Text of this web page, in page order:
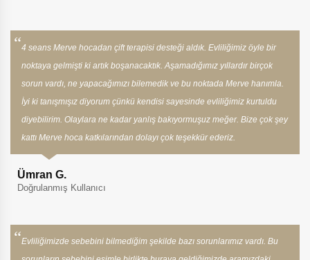
4 seans Merve hocadan çift terapisi desteği aldık. Evliliğimiz öyle bir
noktaya gelmişti ki artık boşanacaktık. Aşamadığımız yıllardır birçok
sorun vardı, ne yapacağımızı bilemedik ve bu noktada Merve hanımla.
İyi ki tanışmışız diyorum çünkü kendisi sayesinde evliliğimiz kurtuldu
diyebilirim. Olaylara ne kadar yanlış bakıyormuşuz meğer. Bize çok şey
kattı Merve hoca katkılarından dolayı çok teşekkür ederiz.
Ümran G.
Doğrulanmış Kullanıcı
Evliliğimizde sebebini bilmediğim şekilde bazı sorunlarımız vardı. Bu